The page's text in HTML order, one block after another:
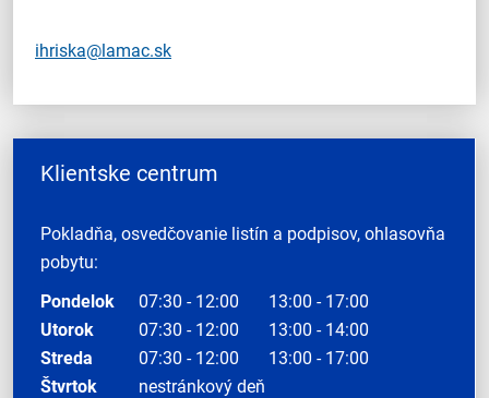
ihriska@lamac.sk
Klientske centrum
Pokladňa, osvedčovanie listín a podpisov, ohlasovňa
pobytu:
Pondelok
07:30 - 12:00
13:00 - 17:00
Utorok
07:30 - 12:00
13:00 - 14:00
Streda
07:30 - 12:00
13:00 - 17:00
Štvrtok
nestránkový deň